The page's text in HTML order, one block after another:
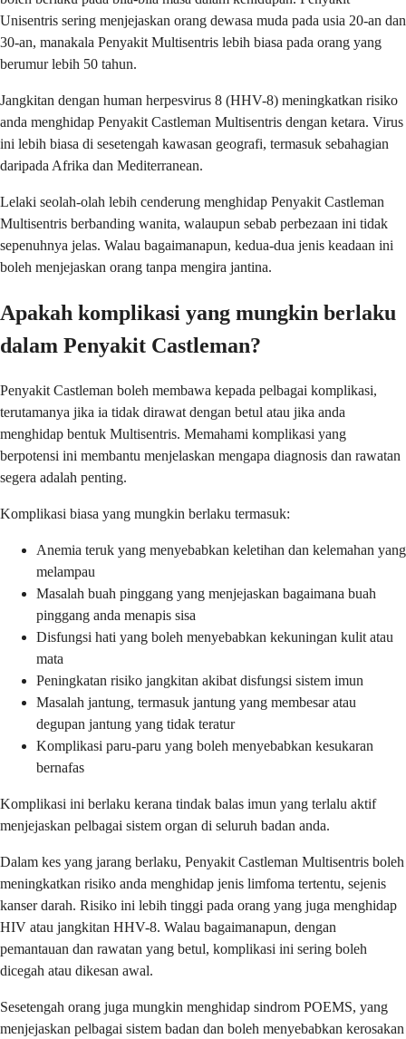
Unisentris sering menjejaskan orang dewasa muda pada usia 20-an dan
30-an, manakala Penyakit Multisentris lebih biasa pada orang yang
berumur lebih 50 tahun.
Jangkitan dengan human herpesvirus 8 (HHV-8) meningkatkan risiko
anda menghidap Penyakit Castleman Multisentris dengan ketara. Virus
ini lebih biasa di sesetengah kawasan geografi, termasuk sebahagian
daripada Afrika dan Mediterranean.
Lelaki seolah-olah lebih cenderung menghidap Penyakit Castleman
Multisentris berbanding wanita, walaupun sebab perbezaan ini tidak
sepenuhnya jelas. Walau bagaimanapun, kedua-dua jenis keadaan ini
boleh menjejaskan orang tanpa mengira jantina.
Apakah komplikasi yang mungkin berlaku
dalam Penyakit Castleman?
Penyakit Castleman boleh membawa kepada pelbagai komplikasi,
terutamanya jika ia tidak dirawat dengan betul atau jika anda
menghidap bentuk Multisentris. Memahami komplikasi yang
berpotensi ini membantu menjelaskan mengapa diagnosis dan rawatan
segera adalah penting.
Komplikasi biasa yang mungkin berlaku termasuk:
Anemia teruk yang menyebabkan keletihan dan kelemahan yang
melampau
Masalah buah pinggang yang menjejaskan bagaimana buah
pinggang anda menapis sisa
Disfungsi hati yang boleh menyebabkan kekuningan kulit atau
mata
Peningkatan risiko jangkitan akibat disfungsi sistem imun
Masalah jantung, termasuk jantung yang membesar atau
degupan jantung yang tidak teratur
Komplikasi paru-paru yang boleh menyebabkan kesukaran
bernafas
Komplikasi ini berlaku kerana tindak balas imun yang terlalu aktif
menjejaskan pelbagai sistem organ di seluruh badan anda.
Dalam kes yang jarang berlaku, Penyakit Castleman Multisentris boleh
meningkatkan risiko anda menghidap jenis limfoma tertentu, sejenis
kanser darah. Risiko ini lebih tinggi pada orang yang juga menghidap
HIV atau jangkitan HHV-8. Walau bagaimanapun, dengan
pemantauan dan rawatan yang betul, komplikasi ini sering boleh
dicegah atau dikesan awal.
Sesetengah orang juga mungkin menghidap sindrom POEMS, yang
menjejaskan pelbagai sistem badan dan boleh menyebabkan kerosakan